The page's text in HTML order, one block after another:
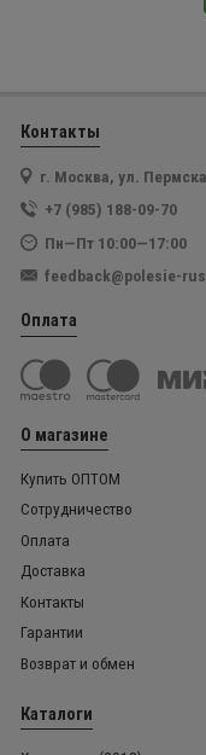
Контакты
г. Москва, ул.
+7 (985) 188-09-70
Пн—Пт 10:00—17:00
feedback@polesie-
Оплата
О магазине
Купить ОПТОМ
Сотрудничество
Оплата
Доставка
Контакты
Гарантии
Возврат и обмен
Каталоги